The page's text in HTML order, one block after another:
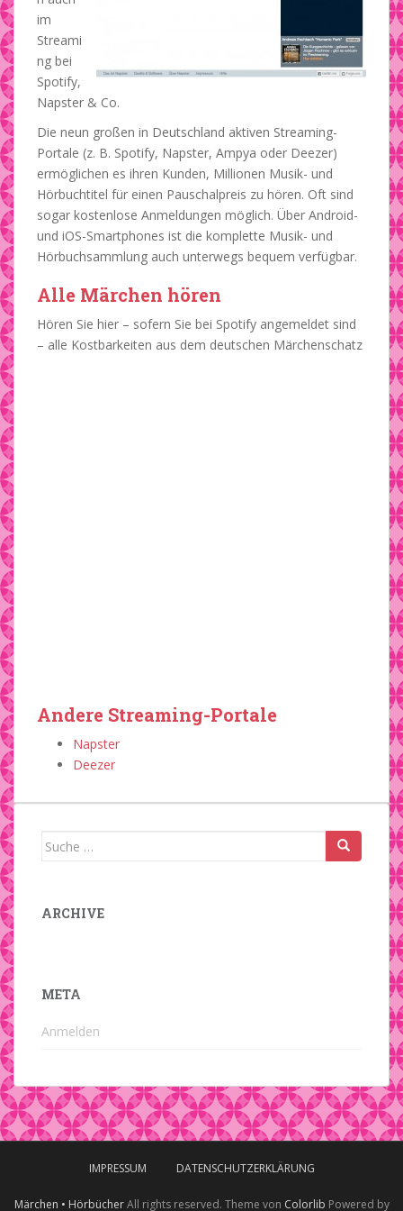
im
Streami
ng bei
Spotify,
Napster & Co.
Die neun großen in Deutschland aktiven Streaming-
Portale (z. B. Spotify, Napster, Ampya oder Deezer)
ermöglichen es ihren Kunden, Millionen Musik- und
Hörbuchtitel für einen Pauschalpreis zu hören. Oft sind
sogar kostenlose Anmeldungen möglich. Über Android-
und iOS-Smartphones ist die komplette Musik- und
Hörbuchsammlung auch unterwegs bequem verfügbar.
Alle Märchen hören
Hören Sie hier – sofern Sie bei Spotify angemeldet sind
– alle Kostbarkeiten aus dem deutschen Märchenschatz
Andere Streaming-Portale
Napster
Deezer
Suche
ARCHIVE
META
Anmelden
IMPRESSUM DATENSCHUTZERKLÄRUNG
Märchen • HörbücherAll rights reserved. Theme von Colorlib Powered by